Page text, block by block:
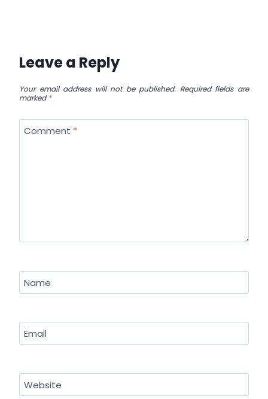
Leave a Reply
Your email address will not be published. Required fields are
marked*
Comment *
Name
Email
Website